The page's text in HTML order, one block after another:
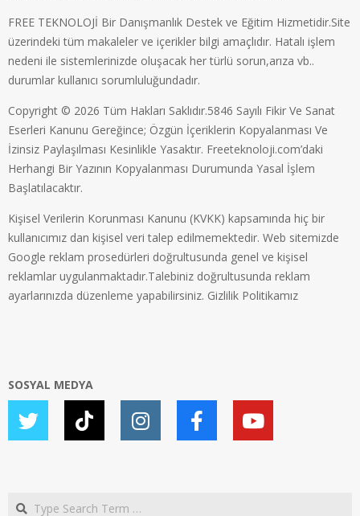
FREE TEKNOLOJİ Bir Danışmanlık Destek ve Eğitim Hizmetidir.Site
üzerindeki tüm makaleler ve içerikler bilgi amaçlıdır. Hatalı işlem
nedeni ile sistemlerinizde oluşacak her türlü sorun,arıza vb..
durumlar kullanıcı sorumluluğundadır.
Copyright © 2026 Tüm Hakları Saklıdır.5846 Sayılı Fikir Ve Sanat
Eserleri Kanunu Gereğince; Özgün İçeriklerin Kopyalanması Ve
İzinsiz Paylaşılması Kesinlikle Yasaktır. Freeteknoloji.com’daki
Herhangi Bir Yazının Kopyalanması Durumunda Yasal İşlem
Başlatılacaktır.
Kişisel Verilerin Korunması Kanunu (KVKK) kapsamında hiç bir
kullanıcımız dan kişisel veri talep edilmemektedir. Web sitemizde
Google reklam prosedürleri doğrultusunda genel ve kişisel
reklamlar uygulanmaktadır.Talebiniz doğrultusunda reklam
ayarlarınızda düzenleme yapabilirsiniz. Gizlilik Politikamız
SOSYAL MEDYA
Search